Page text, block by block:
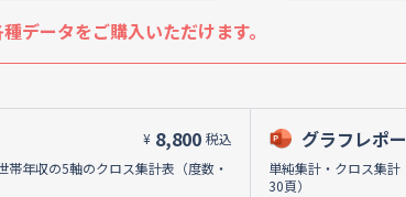
データをご購入いただけます。
¥ 8,800 税込
年収の5軸のクロス集計表（度数・
グラフレポ
単純集計・クロス集
30頁）